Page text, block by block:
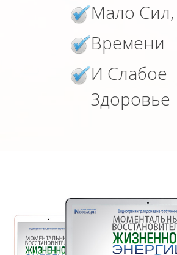
Мало Сил,
Времени
И Слабое
Здоровье